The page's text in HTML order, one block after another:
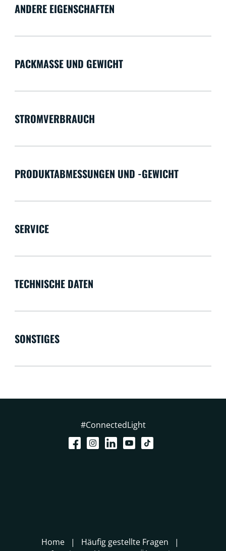
ANDERE EIGENSCHAFTEN
PACKMASSE UND GEWICHT
STROMVERBRAUCH
PRODUKTABMESSUNGEN UND -GEWICHT
SERVICE
TECHNISCHE DATEN
SONSTIGES
#ConnectedLight
Home
Häufig gestellte Fragen